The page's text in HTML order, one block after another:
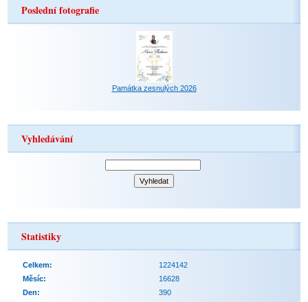
Poslední fotografie
Památka zesnulých 2026
Vyhledávání
Statistiky
Celkem:
1224142
Měsíc:
16628
Den:
390